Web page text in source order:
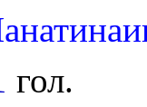
гол.